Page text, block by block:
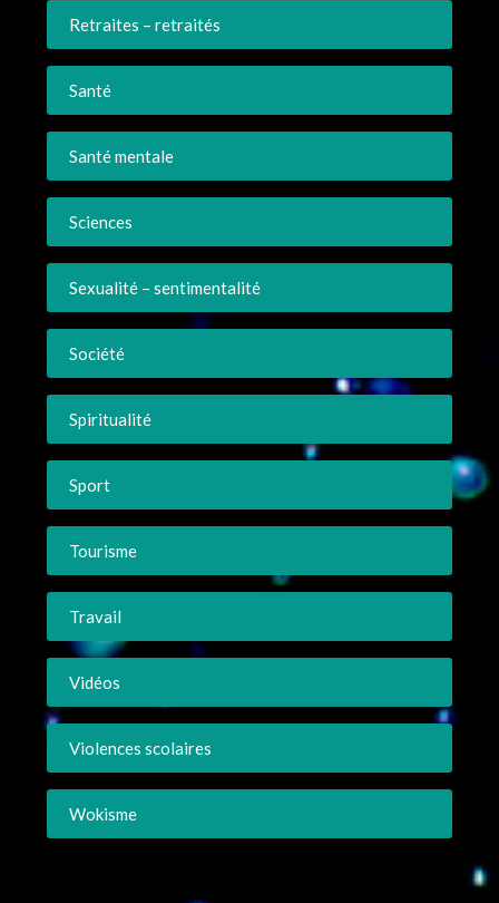
Retraites – retraités
Santé
Santé mentale
Sciences
Sexualité – sentimentalité
Société
Spiritualité
Sport
Tourisme
Travail
Vidéos
Violences scolaires
Wokisme